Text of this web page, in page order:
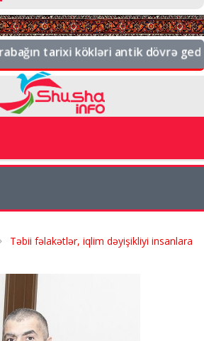
tarixi kökləri antik dövrə
Təbii fəlakətlər, iqlim dəyişikliyi insanlara